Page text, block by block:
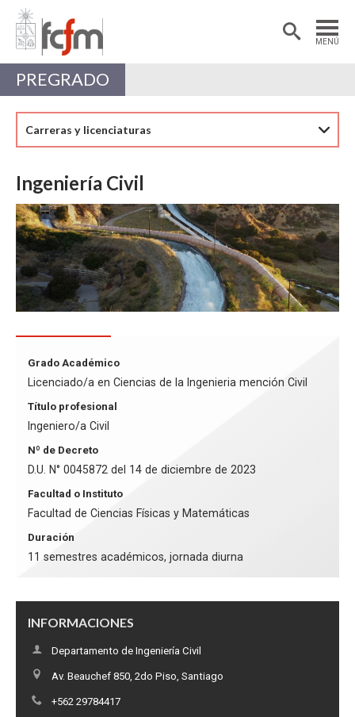
MENÚ
Estudiantes
Académicas/os
PREGRADO
Carreras y licenciaturas
Ingeniería Civil
INFORMACIONES
Departamento de Ingeniería Civil
Av. Beauchef 850, 2do Piso, Santiago
+562 29784417
Grado Académico
Licenciado/a en Ciencias de la Ingenieria mención Civil
Título profesional
Ingeniero/a Civil
Nº de Decreto
D.U. N° 0045872 del 14 de diciembre de 2023
Facultad o Instituto
Facultad de Ciencias Físicas y Matemáticas
Duración
11 semestres académicos, jornada diurna